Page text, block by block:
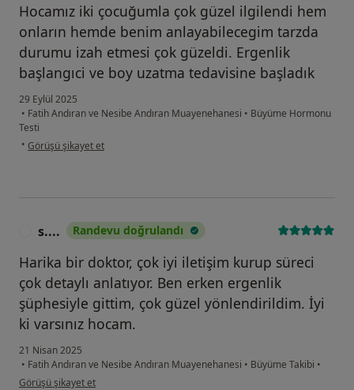
Hocamız iki çocuğumla çok güzel ilgilendi hem
onların hemde benim anlayabilecegim tarzda
durumu izah etmesi çok güzeldi. Ergenlik
başlangıci ve boy uzatma tedavisine başladık
29 Eylül 2025
• Fatih Andıran ve Nesibe Andıran Muayenehanesi • Büyüme Hormonu
Testi
• kullanıcının görüşüne göre a....a
Görüşü şikayet et
s.... Randevu doğrulandı
Harika bir doktor, çok iyi iletişim kurup süreci
çok detaylı anlatıyor. Ben erken ergenlik
şüphesiyle gittim, çok güzel yönlendirildim. İyi
ki varsınız hocam.
21 Nisan 2025
• Fatih Andıran ve Nesibe Andıran Muayenehanesi • Büyüme Takibi •
kullanıcının görüşüne göre s....
Görüşü şikayet et